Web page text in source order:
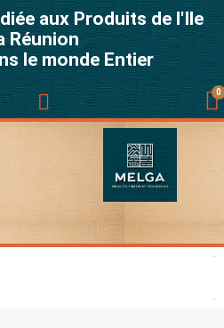
aux Produits de l'Ile
Réunion
le monde Entier